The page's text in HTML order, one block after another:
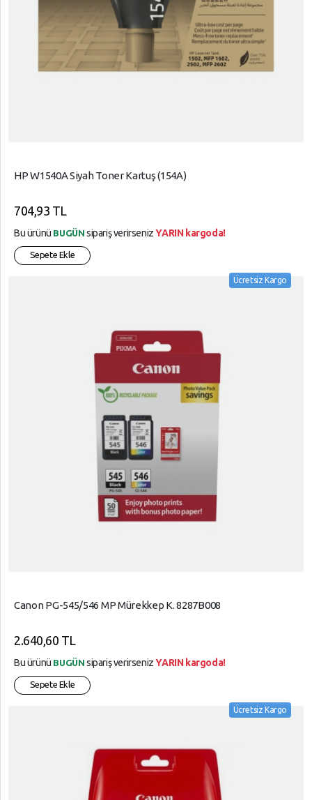
HP W1540A Siyah Toner Kartuş (154A)
704,93 TL
Bu ürünü BUGÜN sipariş verirsenizYARIN kargoda!
Sepete Ekle
Ücretsiz Kargo
Canon PG-545/546 MP Mürekkep K. 8287B008
2.640,60 TL
Bu ürünü BUGÜN sipariş verirsenizYARIN kargoda!
Sepete Ekle
Ücretsiz Kargo